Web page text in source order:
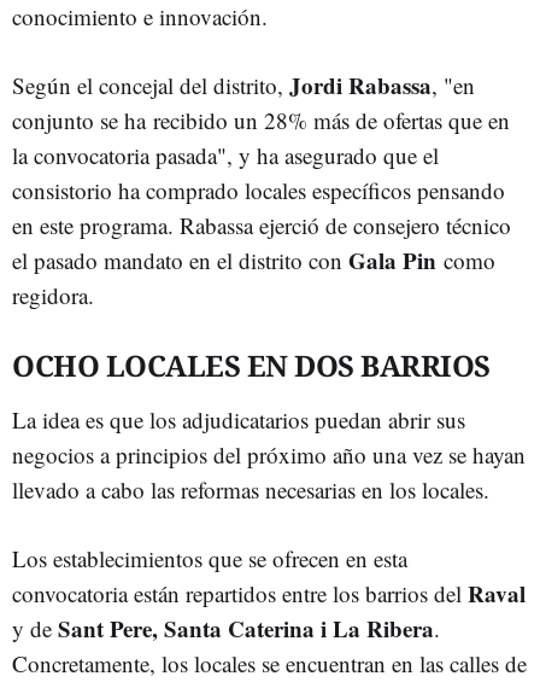
conocimiento e innovación.
Según el concejal del distrito, Jordi Rabassa, "en
conjunto se ha recibido un 28% más de ofertas que en
la convocatoria pasada", y ha asegurado que el
consistorio ha comprado locales específicos pensando
en este programa. Rabassa ejerció de consejero técnico
el pasado mandato en el distrito con Gala Pin como
regidora.
OCHO LOCALES EN DOS BARRIOS
La idea es que los adjudicatarios puedan abrir sus
negocios a principios del próximo año una vez se hayan
llevado a cabo las reformas necesarias en los locales.
Los establecimientos que se ofrecen en esta
convocatoria están repartidos entre los barrios del Raval
y de Sant Pere, Santa Caterina i La Ribera.
Concretamente, los locales se encuentran en las calles de